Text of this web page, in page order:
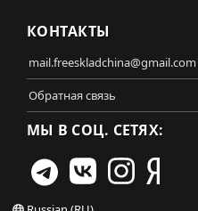
КОНТАКТЫ
mail.freeskladchina@gmail.com
Обратная связь
МЫ В СОЦ. СЕТЯХ: